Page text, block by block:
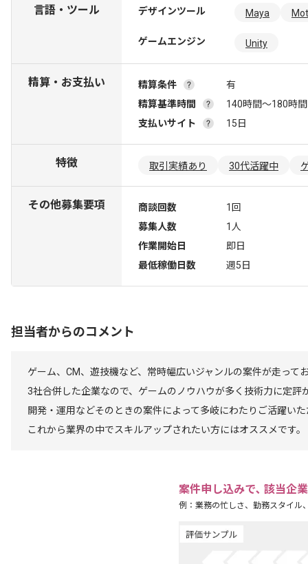
言語・ツール デザインツール Maya
ゲームエンジン Unity
精算・お支払い 精算条件
有
精算基準時間
140時間〜180時間
支払いサイト
15日
特徴 取引実績あり 30代活躍中
その他募集要項 商談回数
1回
募集人数
1人
作業開始日
即日
最低稼働日数
週5日
担当者からのコメント
ゲーム、CM、遊技機など、常時幅広いジャンルの案件が走って
3社合併した企業なので、ゲームのノウハウが多く技術力に定評
開発・運用などそのときの案件によって多岐にわたりご活躍い
これから業界の中でスキルアップされたい方にはオススメです。
案件申し込みで､ 該当企
例：業務の忙しさ、勤務スタイル